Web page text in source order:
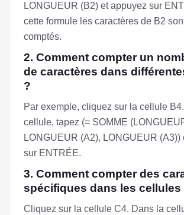
LONGUEUR (B2) et appuyez sur
cette formule les caractères de B2
comptés.
2. Comment compter un
de caractères dans
?
Par exemple, cliquez sur la cellule
cellule, tapez (= SOMME
LONGUEUR (A2), LONGUEUR (A3))
sur ENTRÉE.
3. Comment compter des
spécifiques dans les cellules
Cliquez sur la cellule C4. Dans la